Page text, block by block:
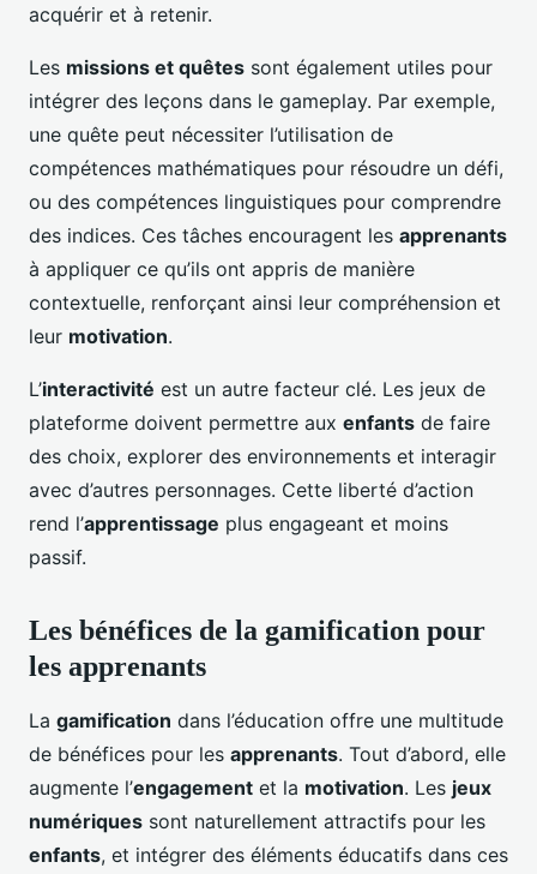
acquérir et à retenir.
Les missions et quêtes sont également utiles pour
intégrer des leçons dans le gameplay. Par exemple,
une quête peut nécessiter l’utilisation de
compétences mathématiques pour résoudre un défi,
ou des compétences linguistiques pour comprendre
des indices. Ces tâches encouragent les apprenants
à appliquer ce qu’ils ont appris de manière
contextuelle, renforçant ainsi leur compréhension et
leur motivation.
L’interactivité est un autre facteur clé. Les jeux de
plateforme doivent permettre aux enfants de faire
des choix, explorer des environnements et interagir
avec d’autres personnages. Cette liberté d’action
rend l’apprentissage plus engageant et moins
passif.
Les bénéfices de la gamification pour
les apprenants
La gamification dans l’éducation offre une multitude
de bénéfices pour les apprenants. Tout d’abord, elle
augmente l’engagement et la motivation. Les jeux
numériques sont naturellement attractifs pour les
enfants, et intégrer des éléments éducatifs dans ces